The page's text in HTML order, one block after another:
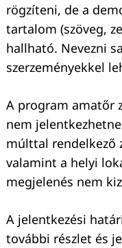
rögzíteni, de a
tartalom (szöveg,
hallható. Nevezni
szerzeményekkel
A program amatőr
nem
múlttal rendelkező
valamint a helyi
megjelenés nem
A jelentkezési
további részlet és